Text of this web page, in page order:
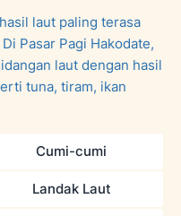
laut paling terasa
Pasar Pagi Hakodate,
laut dengan hasil
tuna, tiram, ikan
Cumi-cumi
Landak Laut